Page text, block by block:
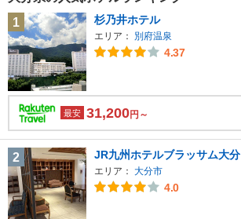
1
杉乃井ホテル
エリア： 別府温泉
4.37
最安 31,200円～
2 JR九州ホテルブラッサム大分
エリア： 大分市
4.0